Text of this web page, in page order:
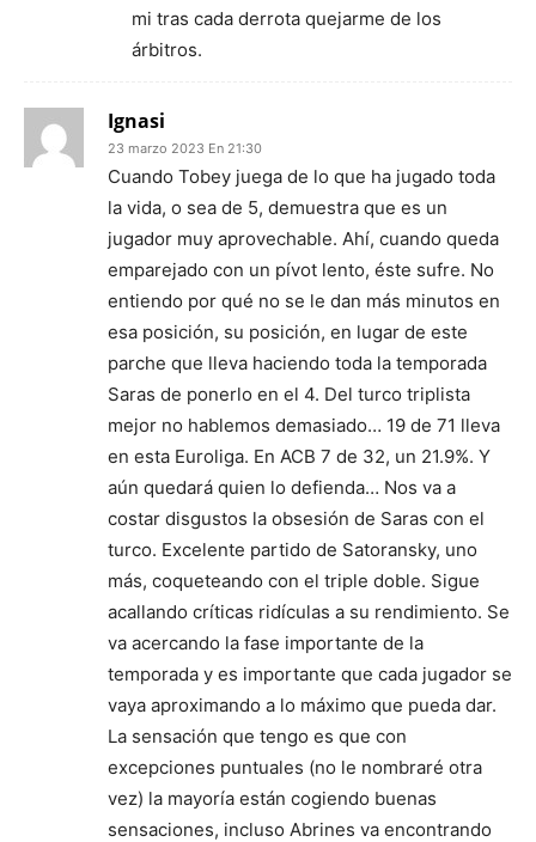
mi tras cada derrota quejarme de los
árbitros.
Ignasi
23 marzo 2023 En 21:30
Cuando Tobey juega de lo que ha jugado toda
la vida, o sea de 5, demuestra que es un
jugador muy aprovechable. Ahí, cuando queda
emparejado con un pívot lento, éste sufre. No
entiendo por qué no se le dan más minutos en
esa posición, su posición, en lugar de este
parche que lleva haciendo toda la temporada
Saras de ponerlo en el 4. Del turco triplista
mejor no hablemos demasiado… 19 de 71 lleva
en esta Euroliga. En ACB 7 de 32, un 21.9%. Y
aún quedará quien lo defienda… Nos va a
costar disgustos la obsesión de Saras con el
turco. Excelente partido de Satoransky, uno
más, coqueteando con el triple doble. Sigue
acallando críticas ridículas a su rendimiento. Se
va acercando la fase importante de la
temporada y es importante que cada jugador se
vaya aproximando a lo máximo que pueda dar.
La sensación que tengo es que con
excepciones puntuales (no le nombraré otra
vez) la mayoría están cogiendo buenas
sensaciones, incluso Abrines va encontrando